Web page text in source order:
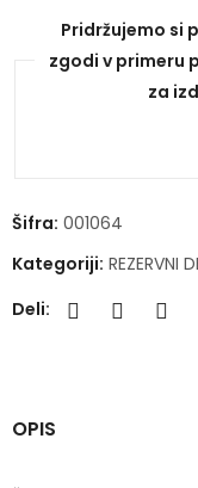
Pridržujemo si
zgodi v primeru
za
Šifra: 001064
Kategoriji: REZERVNI
Deli:
OPIS